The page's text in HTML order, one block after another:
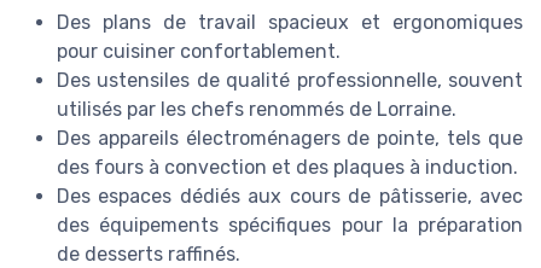
Des plans de travail spacieux et ergonomiques
pour cuisiner confortablement.
Des ustensiles de qualité professionnelle, souvent
utilisés par les chefs renommés de Lorraine.
Des appareils électroménagers de pointe, tels que
des fours à convection et des plaques à induction.
Des espaces dédiés aux cours de pâtisserie, avec
des équipements spécifiques pour la préparation
de desserts raffinés.